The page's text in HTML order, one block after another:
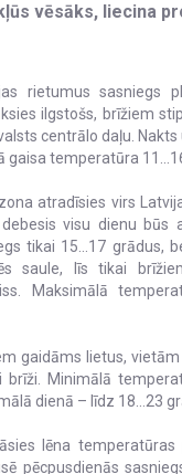
vēsāks, liecina
rietumus sasniegs
ilgstošs, brīžiem
centrālo daļu. Nakts
gaisa temperatūra
atradīsies virs
visu dienu būs
tikai 15...17 grādus,
saule, līs tikai
Maksimālā
gaidāms lietus,
brīži. Minimālā
dienā – līdz 18...23
lēna temperatūras
pēcpusdienās